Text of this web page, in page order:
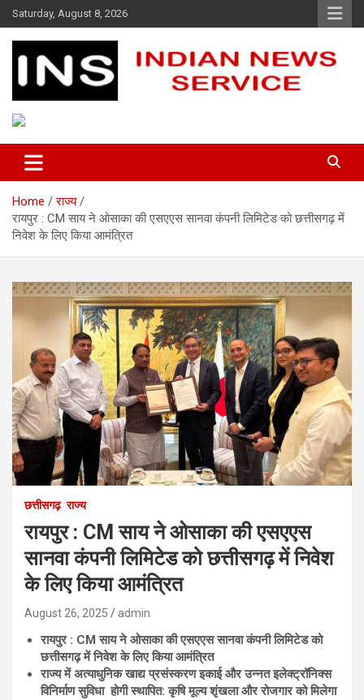
Skip
to
content
Saturday, August 8, 2026
Indian News Service
Home
राज्य
रायपुर : CM साय ने ओसाका की एसएएस सानवा कंपनी लिमिटेड को छत्तीसगढ़ में
निवेश के लिए किया आमंत्रित
छत्तीसगढ़ राज्य
रायपुर : CM साय ने ओसाका की एसएएस
सानवा कंपनी लिमिटेड को छत्तीसगढ़ में निवेश
के लिए किया आमंत्रित
August 26, 2025 admin
रायपुर : CM साय ने ओसाका की एसएएस सानवा कंपनी लिमिटेड को
छत्तीसगढ़ में निवेश के लिए किया आमंत्रित
राज्य में अत्याधुनिक खाद्य प्रसंस्करण इकाई और उन्नत इलेक्ट्रॉनिक्स
विनिर्माण सुविधा होगी स्थापित: कृषि मूल्य शृंखला और रोजगार को मिलेगा